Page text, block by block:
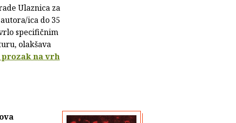
Ulaznica za
ica do 35
specifičnim
olakšava
na vrh